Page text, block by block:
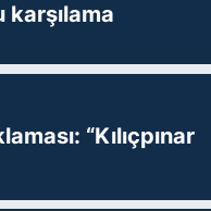
karşılama
“Kılıçpınar